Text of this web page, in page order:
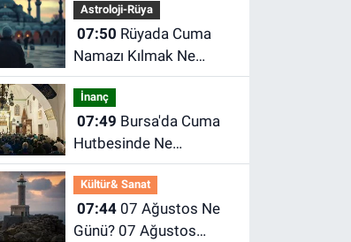
Astroloji-Rüya
07:50
Namazı Kılmak Ne
Demek? Rüyada Cuma
Günü Ne Anlama Gelir?
İnanç
07:49
Hutbesinde Ne
Okunacak? 07 Ağustos
2026 Cuma Hutbesi
Kültür& Sanat
07:4407 Ağustos Ne
Günü? 07 Ağustos